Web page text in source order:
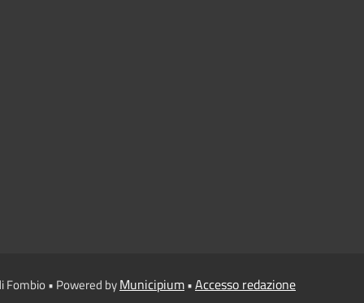
Fombio • Powered byMunicipium•Accesso redazione